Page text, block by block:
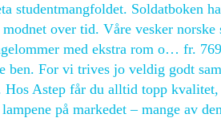
studentmangfoldet. Soldatboken
over tid. Våre vesker norske
med ekstra rom o… fr.
For vi trives jo veldig godt
Astep får du alltid topp kvalitet,
på markedet – mange av